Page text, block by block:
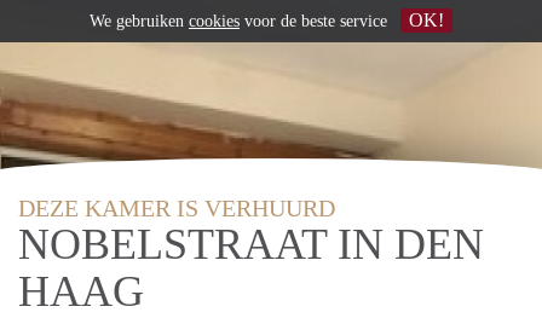
DEZE KAMER IS VERHUURD
NOBELSTRAAT IN DEN
HAAG
We gebruiken cookies voor de beste service OK!